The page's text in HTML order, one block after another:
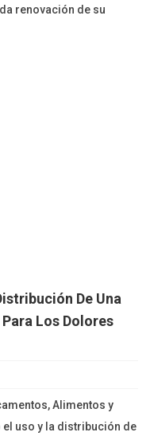
renovación de su
De Una
Los Dolores
Alimentos y
uso y la distribución de